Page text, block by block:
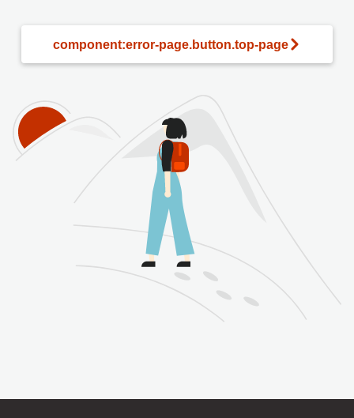
component:error-page.button.top-page